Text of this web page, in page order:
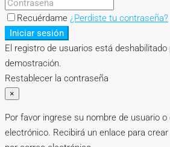
Recuérdame ¿Perdiste tu contraseña?
Iniciar sesión
El registro de usuarios está deshabilitado
demostración.
Restablecer la contraseña
×
Por favor ingrese su nombre de usuario
electrónico. Recibirá un enlace para